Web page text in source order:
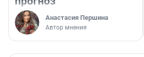
Анастасия Першина
Автор мнения